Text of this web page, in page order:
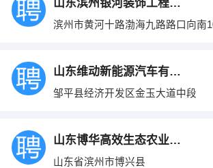
山东滨州银河装饰工程有限公司
滨州市黄河十路渤海九路路口向南
山东维动新能源汽车有限公司
邹平县经济开发区金玉大道中段
山东博华高效生态农业科技有限公司
山东省滨州市博兴县